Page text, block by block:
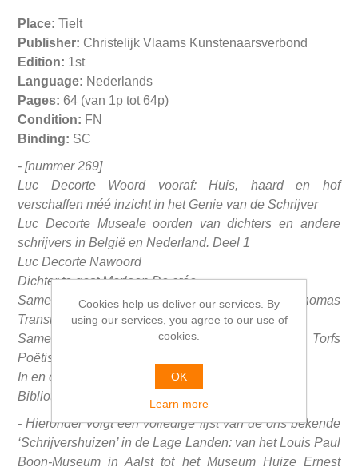
Place: Tielt
Publisher: Christelijk Vlaams Kunstenaarsverbond
Edition: 1st
Language: Nederlands
Pages: 64 (van 1p tot 64p)
Condition: FN
Binding: SC
- [nummer 269]
Luc Decorte Woord vooraf: Huis, haard en hof
verschaffen méé inzicht in het Genie van de Schrijver
Luc Decorte Museale oorden van dichters en andere
schrijvers in België en Nederland. Deel 1
Luc Decorte Nawoord
Dichter te gast Marleen De crée
Samenstelling Edmond Ottevaere en Piet Thomas
Transit
Samenstelling Fernand Florizoone en Chris Torfs
Poëtisch bericht
In en om de kunst
Bibliotheek.
- Hieronder volgt een volledige lijst van de ons bekende
‘Schrijvershuizen’ in de Lage Landen: van het Louis Paul
Boon-Museum in Aalst tot het Museum Huize Ernest
Cookies help us deliver our services. By
using our services, you agree to our use of
cookies.
OK
Learn more